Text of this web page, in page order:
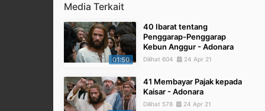
Media Terkait
01:50
40 Ibarat tentang
Penggarap-Penggarap
Kebun Anggur - Adonara
Dilihat 604 24 Apr 21
41 Membayar Pajak kepada
Kaisar - Adonara
Dilihat 578 24 Apr 21